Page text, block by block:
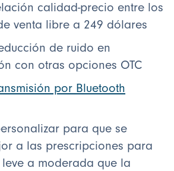
calidad-precio entre los
venta libre a 249 dólares
de ruido en
con otras opciones OTC
por Bluetooth
para que se
a las prescripciones para
a moderada que la